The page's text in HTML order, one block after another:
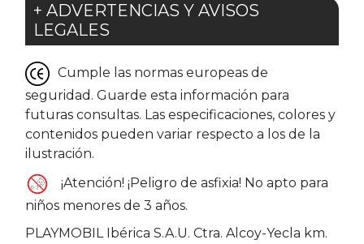
+ ADVERTENCIAS Y AVISOS
LEGALES
Cumple las normas europeas de
seguridad. Guarde esta información para
futuras consultas. Las especificaciones, colores y
contenidos pueden variar respecto a los de la
ilustración.
¡Atención! ¡Peligro de asfixia! No apto para
niños menores de 3 años.
PLAYMOBIL Ibérica S.A.U. Ctra. Alcoy-Yecla km.